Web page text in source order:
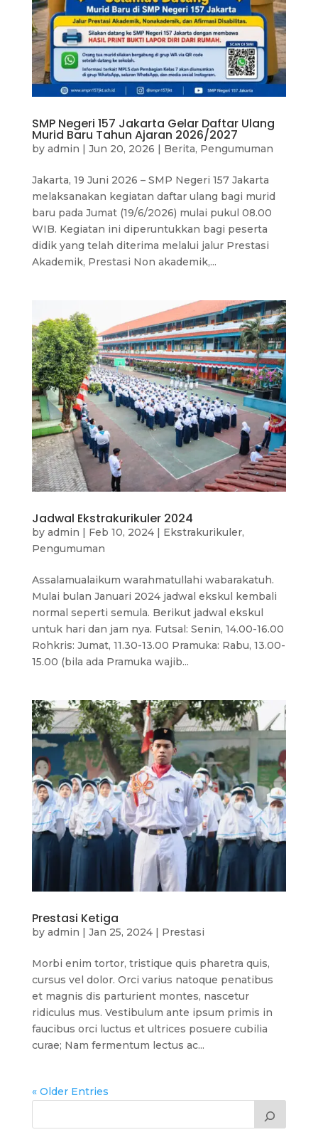
SMP Negeri 157 Jakarta Gelar Daftar Ulang
Murid Baru Tahun Ajaran 2026/2027
by admin | Jun 20, 2026 | Berita, Pengumuman
Jakarta, 19 Juni 2026 – SMP Negeri 157 Jakarta
melaksanakan kegiatan daftar ulang bagi murid
baru pada Jumat (19/6/2026) mulai pukul 08.00
WIB. Kegiatan ini diperuntukkan bagi peserta
didik yang telah diterima melalui jalur Prestasi
Akademik, Prestasi Non akademik,...
Jadwal Ekstrakurikuler 2024
by admin Feb 10, 2024| Ekstrakurikuler,
Pengumuman
Assalamualaikum warahmatullahi wabarakatuh.
Mulai bulan Januari 2024 jadwal ekskul kembali
normal seperti semula. Berikut jadwal ekskul
untuk hari dan jam nya. Futsal: Senin, 14.00-16.00
Rohkris: Jumat, 11.30-13.00 Pramuka: Rabu, 13.00-
15.00 (bila ada Pramuka wajib...
Prestasi Ketiga
by admin | Jan 25, 2024| Prestasi
Morbi enim tortor, tristique quis pharetra quis,
cursus vel dolor. Orci varius natoque penatibus
et magnis dis parturient montes, nascetur
ridiculus mus. Vestibulum ante ipsum primis in
faucibus orci luctus et ultrices posuere cubilia
curae; Nam fermentum lectus ac...
« Older Entries